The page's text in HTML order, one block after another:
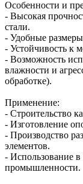
Особенности и
- Высокая
стали.
- Удобные
- Устойчивость к
- Возможность
влажности и
обработке).
Применение:
- Строительство
- Изготовление
- Производство
элементов.
- Использование
промышленности.